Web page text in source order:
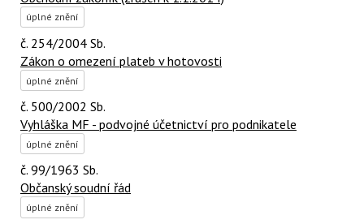
úplné znění
č. 254/2004 Sb.
Zákon o omezení plateb v hotovosti
úplné znění
č. 500/2002 Sb.
Vyhláška MF - podvojné účetnictví pro podnikatele
úplné znění
č. 99/1963 Sb.
Občanský soudní řád
úplné znění